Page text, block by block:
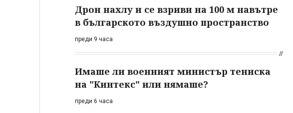
Дрон нахлу и се взриви на 100 м навътре
в българското въздушно пространство
преди 9 часа
Имаше ли военният министър тениска
на "Кинтекс" или нямаше?
преди 6 часа